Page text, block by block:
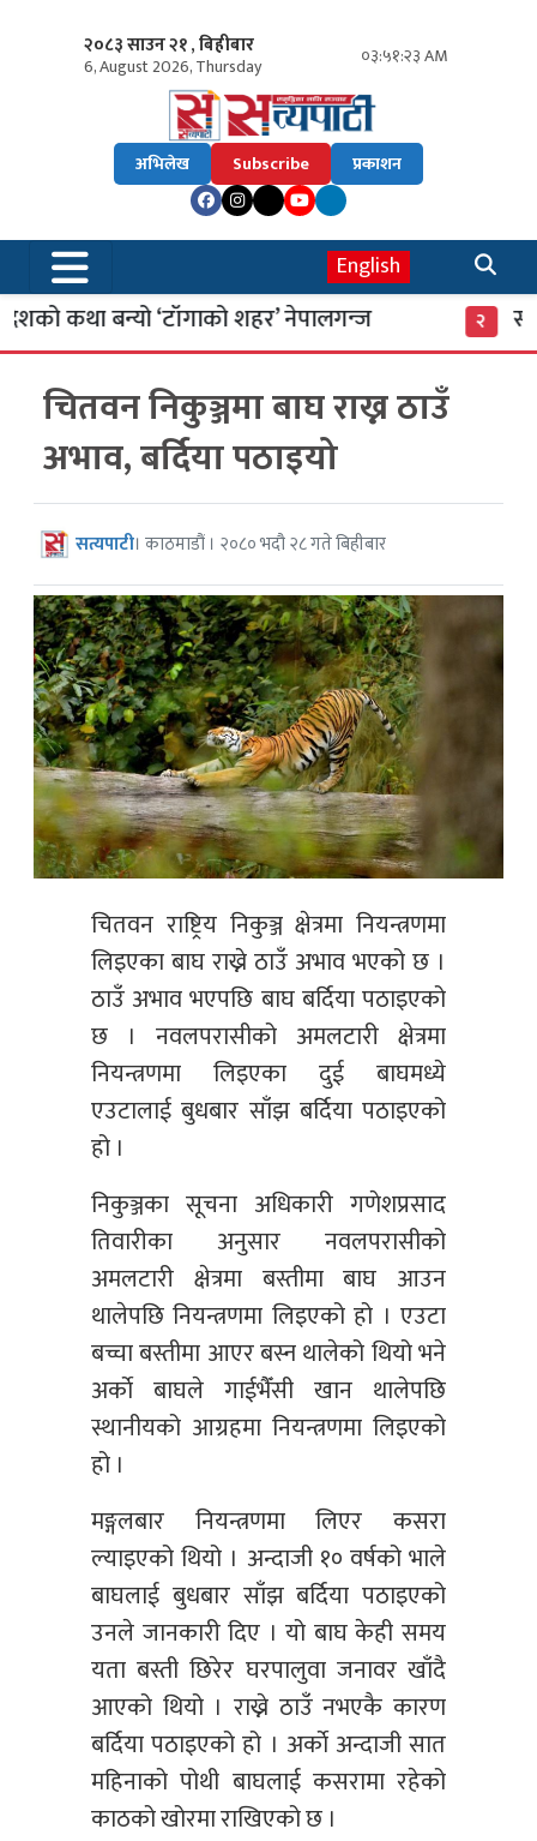
२०८३ साउन २१ , बिहीबार
6, August 2026, Thursday ०३:५१:२४ AM
अभिलेख Subscribe प्रकाशन
English
कथा बन्यो ‘टाँगाको शहर’ नेपालगन्ज
चितवन निकुञ्जमा बाघ राख्न ठाउँ
अभाव, बर्दिया पठाइयो
सत्यपाटी। काठमाडौं । २०८० भदौ २८ गते बिहीबार
चितवन राष्ट्रिय निकुञ्ज क्षेत्रमा नियन्त्रणमा
लिइएका बाघ राख्ने ठाउँ अभाव भएको छ ।
ठाउँ अभाव भएपछि बाघ बर्दिया पठाइएको
छ । नवलपरासीको अमलटारी क्षेत्रमा
नियन्त्रणमा लिइएका दुई बाघमध्ये
एउटालाई बुधबार साँझ बर्दिया पठाइएको
हो ।
निकुञ्जका सूचना अधिकारी गणेशप्रसाद
तिवारीका अनुसार नवलपरासीको
अमलटारी क्षेत्रमा बस्तीमा बाघ आउन
थालेपछि नियन्त्रणमा लिइएको हो । एउटा
बच्चा बस्तीमा आएर बस्न थालेको थियो भने
अर्काे बाघले गाईभैँसी खान थालेपछि
स्थानीयको आग्रहमा नियन्त्रणमा लिइएको
हो ।
मङ्गलबार नियन्त्रणमा लिएर कसरा
ल्याइएको थियो । अन्दाजी १० वर्षको भाले
बाघलाई बुधबार साँझ बर्दिया पठाइएको
उनले जानकारी दिए । यो बाघ केही समय
यता बस्ती छिरेर घरपालुवा जनावर खाँदै
आएको थियो । राख्ने ठाउँ नभएकै कारण
बर्दिया पठाइएको हो । अर्काे अन्दाजी सात
महिनाको पोथी बाघलाई कसरामा रहेको
काठको खोरमा राखिएको छ ।